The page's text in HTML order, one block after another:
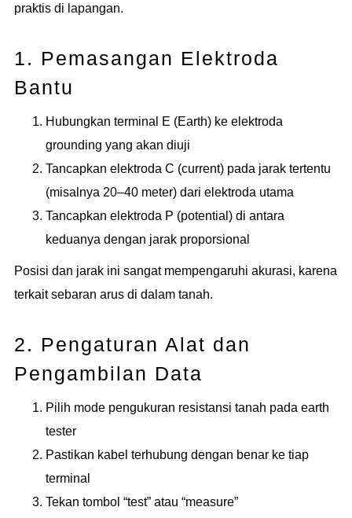
praktis di lapangan.
1. Pemasangan Elektroda
Bantu
Hubungkan terminal E (Earth) ke elektroda
grounding yang akan diuji
Tancapkan elektroda C (current) pada jarak tertentu
(misalnya 20–40 meter) dari elektroda utama
Tancapkan elektroda P (potential) di antara
keduanya dengan jarak proporsional
Posisi dan jarak ini sangat mempengaruhi akurasi, karena
terkait sebaran arus di dalam tanah.
2. Pengaturan Alat dan
Pengambilan Data
Pilih mode pengukuran resistansi tanah pada earth
tester
Pastikan kabel terhubung dengan benar ke tiap
terminal
Tekan tombol “test” atau “measure”